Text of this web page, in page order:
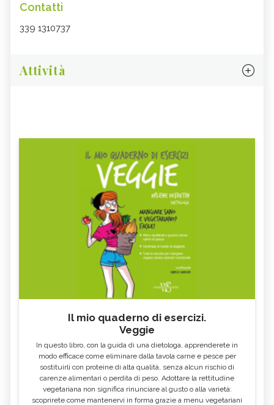
Contatti
339 1310737
Attività
Il mio quaderno di esercizi.
Veggie
In questo libro, con la guida di una dietologa, apprenderete in
modo efficace come eliminare dalla tavola carne e pesce per
sostituirli con proteine di alta qualità, senza alcun rischio di
carenze alimentari o perdita di peso. Adottare la rettitudine
vegetariana non significa rinunciare al gusto o alla varietà:
scoprirete come mantenervi in forma grazie a menu vegetariani